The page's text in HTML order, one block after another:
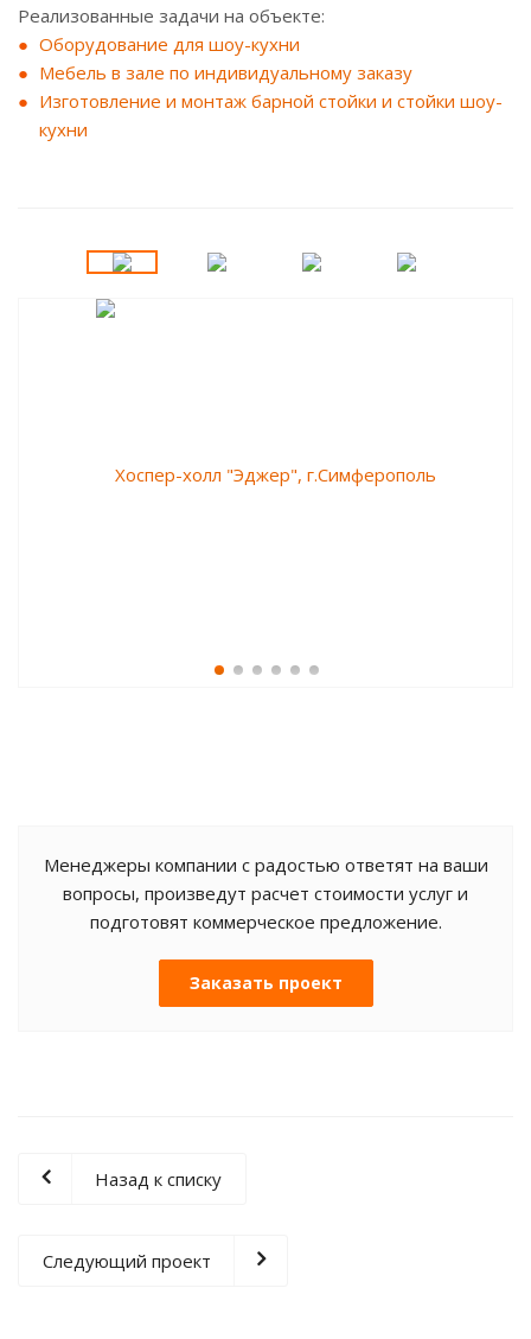
Реализованные задачи на объекте:
Оборудование для шоу-кухни
Мебель в зале по индивидуальному заказу
Изготовление и монтаж барной стойки и стойки шоу-
кухни
Менеджеры компании с радостью ответят на ваши
вопросы, произведут расчет стоимости услуг и
подготовят коммерческое предложение.
Заказать проект
Назад к списку
Следующий проект